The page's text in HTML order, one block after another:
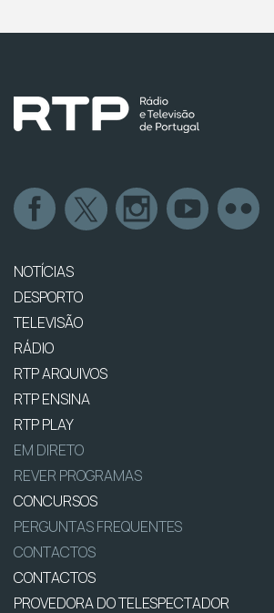
NOTÍCIAS
DESPORTO
TELEVISÃO
RÁDIO
RTP ARQUIVOS
RTP ENSINA
RTP PLAY
EM DIRETO
REVER PROGRAMAS
CONCURSOS
PERGUNTAS FREQUENTES
CONTACTOS
CONTACTOS
PROVEDORA DO TELESPECTADOR